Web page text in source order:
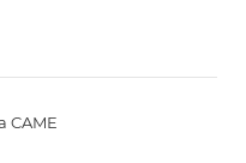
CAME